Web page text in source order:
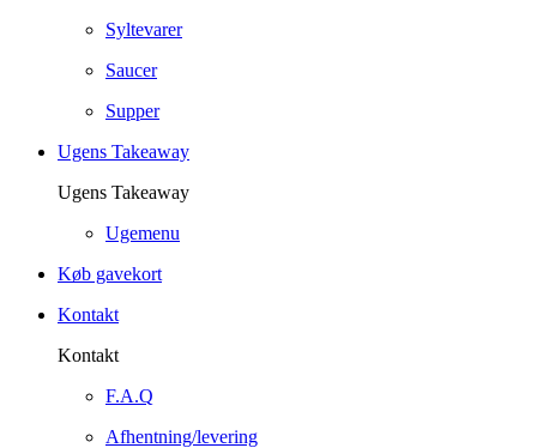
Syltevarer
Saucer
Supper
Ugens Takeaway
Ugens Takeaway
Ugemenu
Køb gavekort
Kontakt
Kontakt
F.A.Q
Afhentning/levering